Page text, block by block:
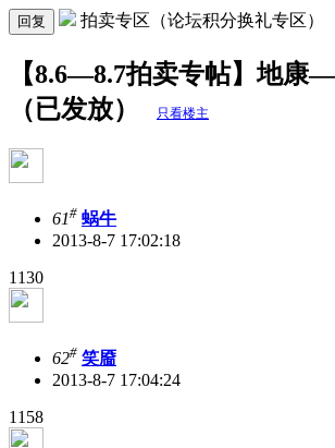
回复 拍卖专区（论坛积分换礼专区）
【8.6—8.7拍卖专帖】地康
（已发放）
只看楼主
61# 蜗牛
2013-8-7 17:02:18
1130
62# 笑靥
2013-8-7 17:04:24
1158